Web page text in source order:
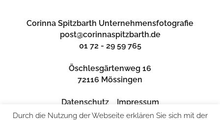
Corinna Spitzbarth Unternehmensfotografie
post@corinnaspitzbarth.de
01 72 - 29 59 765
Öschlesgärtenweg 16
72116 Mössingen
Datenschutz Impressum
Durch die Nutzung der Webseite erklären Sie sich mit der